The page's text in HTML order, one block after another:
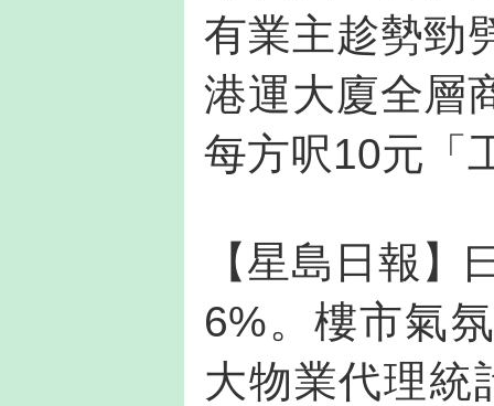
有業主趁勢勁
港運大廈全層
每方呎10元「
【星島日報
6%。樓市氣
大物業代理統